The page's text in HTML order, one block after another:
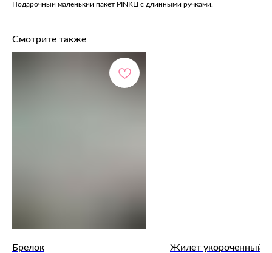
Подарочный маленький пакет PINKLI с длинными ручками.
Смотрите также
Брелок Жилет укороченный